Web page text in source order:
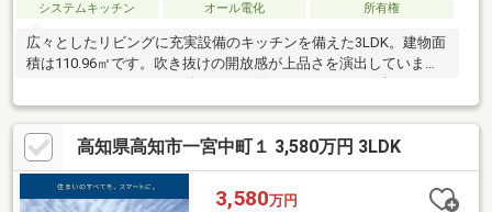
システムキッチン
オール電化 所有権
広々としたリビングに充実設備のキッチンを備えた3LDK。建物面
積は110.96㎡です。吹き抜けの開放感が上品さを演出していま
駅から徒歩9分圏内に立地しています。自動車用のスペースもたっ
ぷりあり、3台の駐車ができます。モニターから顔が見えるTVイ
ンターホン付きです。
高知県高知市一宮中町１ 3,580万円 3LDK
3,580万円